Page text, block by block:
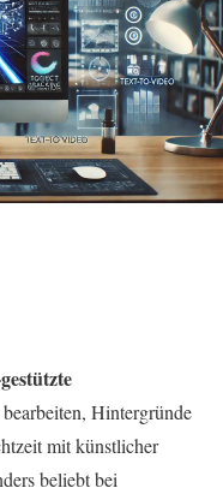
Hintergründe
mit künstlicher
beliebt bei